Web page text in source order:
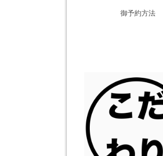
御予約方法